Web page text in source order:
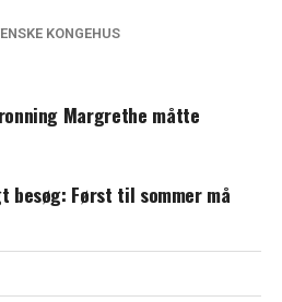
fornærmede Japan i
Kongelig badelyst får
KONGEHUS
Margrethe måtte
besøg: Først til sommer må